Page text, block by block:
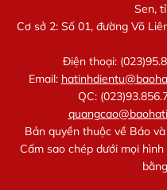
Sen,
Cơ sở 2: Số 01, đường Võ
Điện thoại:
Email:
QC:
Bản quyền thuộc về Báo
Cấm sao chép dưới mọi